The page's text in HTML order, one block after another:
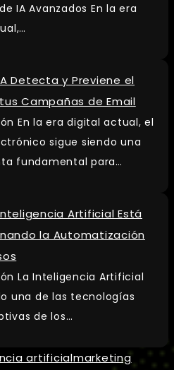
IA Avanzados En la era
Detecta y Previene el
Campañas de Email
En la era digital actual, el
sigue siendo una
fundamental para…
Artificial Está
la Automatización
La Inteligencia Artificial
una de las tecnologías
de los…
artificialmarketing